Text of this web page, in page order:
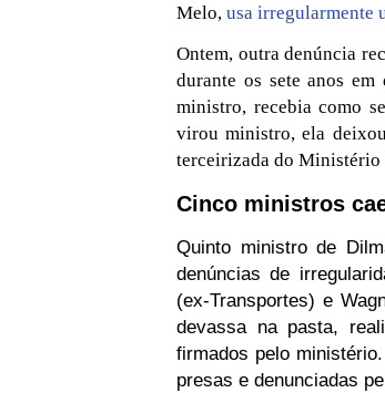
Melo, usa irregularmente
Ontem, outra denúncia
durante os sete anos
ministro, recebia como
virou ministro, ela
terceirizada do Ministério
Cinco ministros
Quinto ministro de
denúncias de
(ex-Transportes) e
devassa na pasta,
firmados pelo
presas e denunciadas